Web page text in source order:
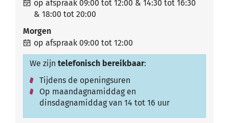
op afspraak 09:00 tot 12:00 & 14:30 tot 16:30
& 18:00 tot 20:00
Morgen
op afspraak 09:00 tot 12:00
We zijn telefonisch bereikbaar:
Tijdens de openingsuren
Op maandagnamiddag en
dinsdagnamiddag van 14 tot 16 uur